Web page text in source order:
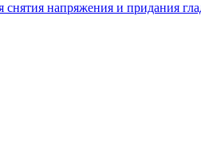
напряжения и придания